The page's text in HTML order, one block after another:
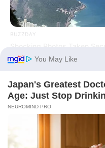
BUZZDAY
Shocking Photos Taken